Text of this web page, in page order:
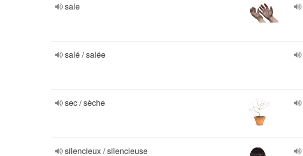
sale
salé / salée
sec / sèche
silencieux / silencieuse